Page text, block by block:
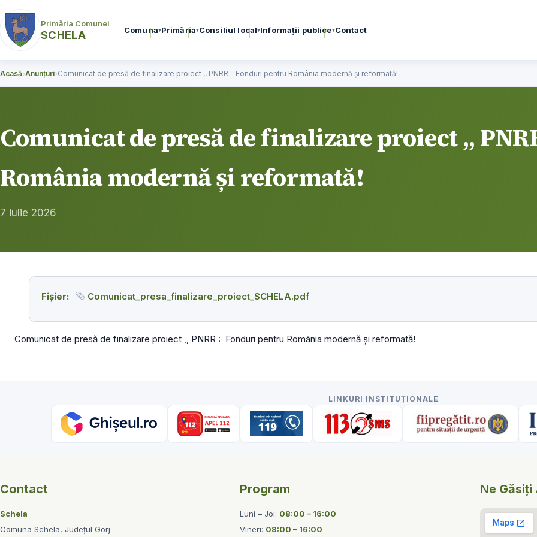
Primăria Comunei
SCHELA Comuna▾Primăria▾Consiliul local▾Informații publice▾Contact
Acasă›Anunțuri›Comunicat de presă de finalizare proiect ,, PNRR : Fonduri pentru România modernă și reformată!
Comunicat de presă de finalizare proiect ,,
România modernă și reformată!
7 iulie 2026
Fișier: Comunicat_presa_finalizare_proiect_SCHELA.pdf
Comunicat de presă de finalizare proiect ,, PNRR : Fonduri pentru România modernă și reformată!
LINKURI INSTITUȚIONALE
Contact
Schela
Comuna Schela, Județul Gorj
Program
Luni – Joi: 08:00 – 16:00
Vineri: 08:00 – 16:00
Ne Găsiți